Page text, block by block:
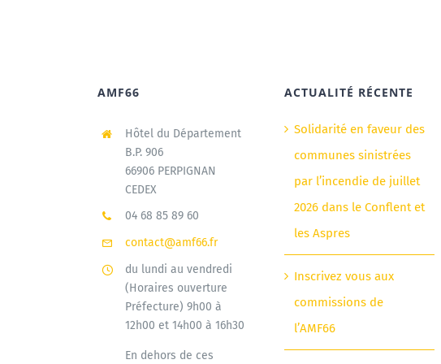
AMF66
Hôtel du Département
B.P. 906
66906 PERPIGNAN
CEDEX
04 68 85 89 60
contact@amf66.fr
du lundi au vendredi
(Horaires ouverture
Préfecture) 9h00 à
12h00 et 14h00 à 16h30
En dehors de ces
ACTUALITÉ RÉCENTE
Solidarité en faveur des
communes sinistrées
par l’incendie de juillet
2026 dans le Conflent et
les Aspres
Inscrivez vous aux
commissions de
l’AMF66